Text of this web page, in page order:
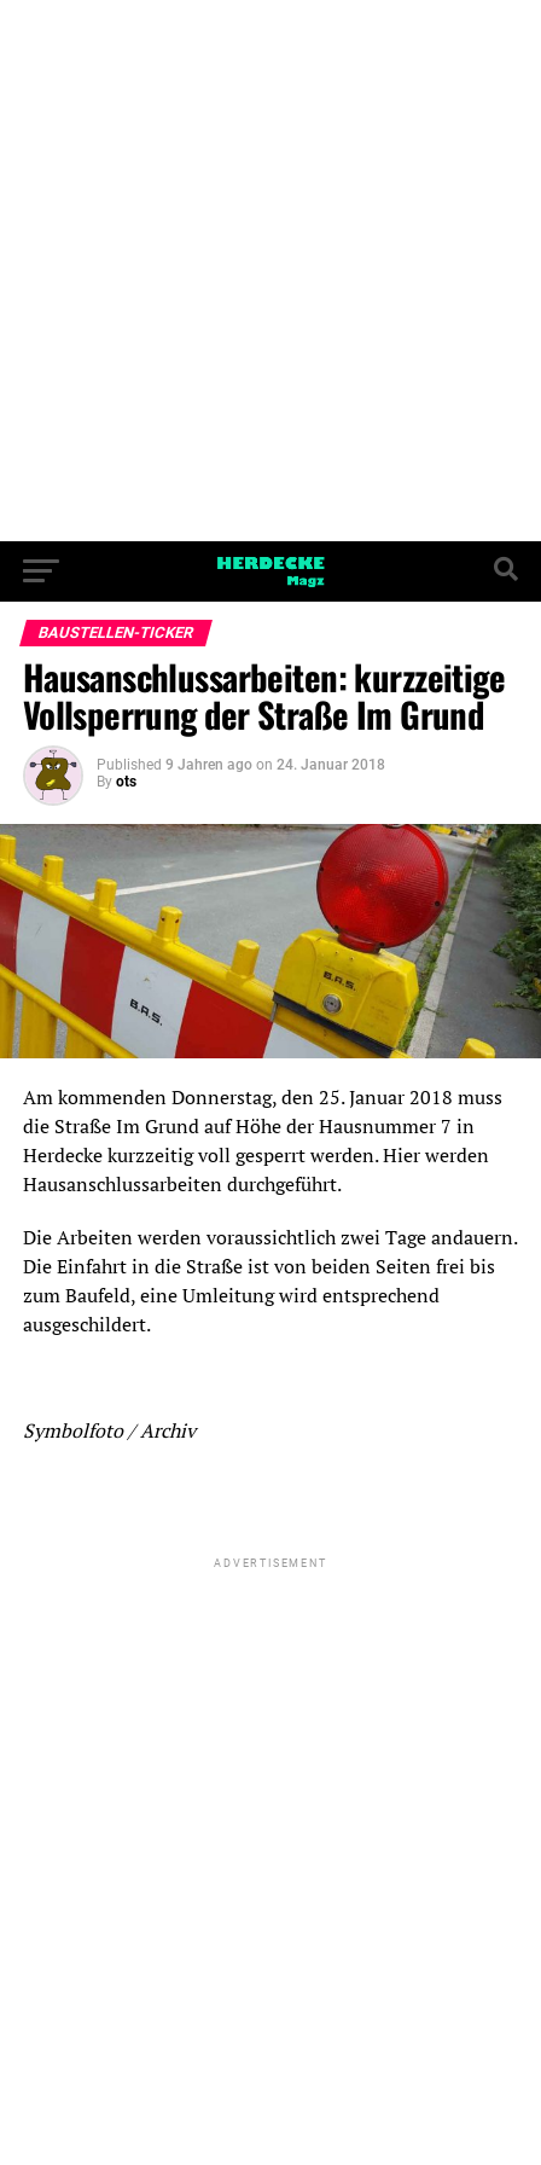
BAUSTELLEN-TICKER
Hausanschlussarbeiten: kurzzeitige
Vollsperrung der Straße Im Grund
Published 9 Jahren ago on 24. Januar 2018
By ots
Am kommenden Donnerstag, den 25. Januar 2018 muss
die Straße Im Grund auf Höhe der Hausnummer 7 in
Herdecke kurzzeitig voll gesperrt werden. Hier werden
Hausanschlussarbeiten durchgeführt.
Die Arbeiten werden voraussichtlich zwei Tage andauern.
Die Einfahrt in die Straße ist von beiden Seiten frei bis
zum Baufeld, eine Umleitung wird entsprechend
ausgeschildert.
Symbolfoto / Archiv
ADVERTISEMENT